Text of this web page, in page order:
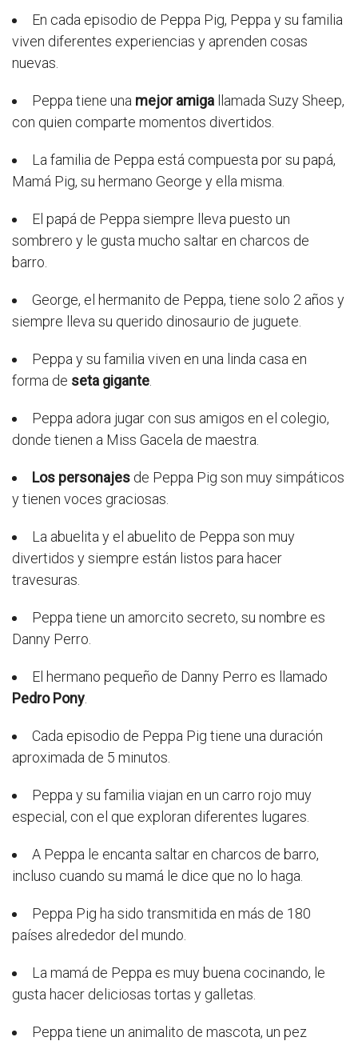
En cada episodio de Peppa Pig, Peppa y su familia
viven diferentes experiencias y aprenden cosas
nuevas.
Peppa tiene una mejor amiga llamada Suzy Sheep,
con quien comparte momentos divertidos.
La familia de Peppa está compuesta por su papá,
Mamá Pig, su hermano George y ella misma.
El papá de Peppa siempre lleva puesto un
sombrero y le gusta mucho saltar en charcos de
barro.
George, el hermanito de Peppa, tiene solo 2 años y
siempre lleva su querido dinosaurio de juguete.
Peppa y su familia viven en una linda casa en
forma de seta gigante
Peppa adora jugar con sus amigos en el colegio,
donde tienen a Miss Gacela de maestra.
Los personajes de Peppa Pig son muy simpáticos
y tienen voces graciosas.
La abuelita y el abuelito de Peppa son muy
divertidos y siempre están listos para hacer
travesuras.
Peppa tiene un amorcito secreto, su nombre es
Danny Perro.
El hermano pequeño de Danny Perro es llamado
Pedro Pony
Cada episodio de Peppa Pig tiene una duración
aproximada de 5 minutos.
Peppa y su familia viajan en un carro rojo muy
especial, con el que exploran diferentes lugares.
A Peppa le encanta saltar en charcos de barro,
incluso cuando su mamá le dice que no lo haga.
Peppa Pig ha sido transmitida en más de 180
países alrededor del mundo.
La mamá de Peppa es muy buena cocinando, le
gusta hacer deliciosas tortas y galletas.
Peppa tiene un animalito de mascota, un pez